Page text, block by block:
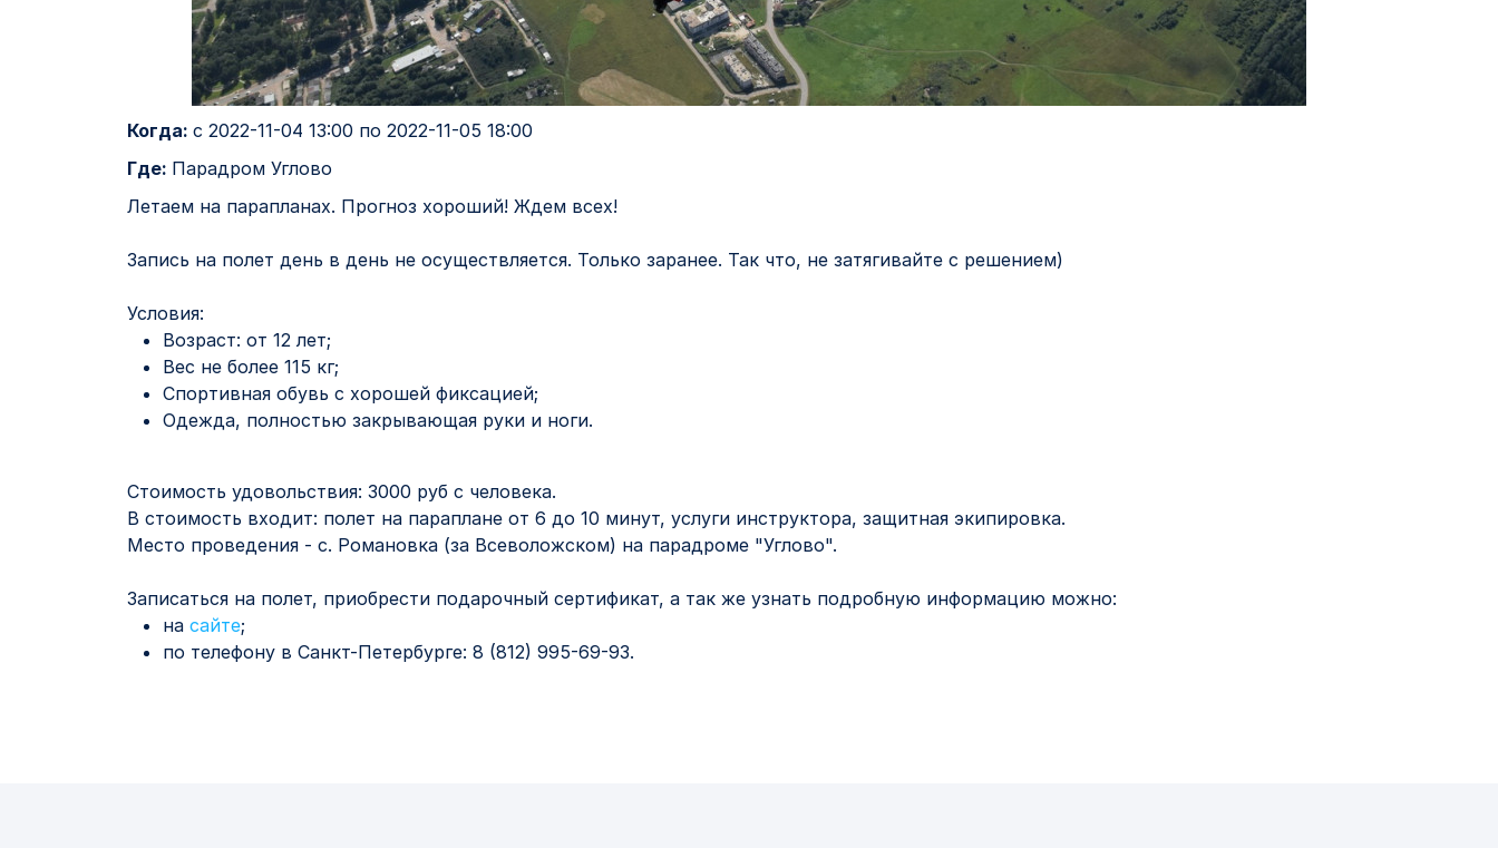
Когда: с 2022-11-04 13:00 по 2022-11-05 18:00
Где: Парадром Углово
Летаем на парапланах. Прогноз хороший! Ждем всех!
Запись на полет день в день не осуществляется. Только заранее. Так что, не затягивайте с решением)
Условия:
Возраст: от 12 лет;
Вес не более 115 кг;
Спортивная обувь с хорошей фиксацией;
Одежда, полностью закрывающая руки и ноги.
Стоимость удовольствия: 3000 руб с человека.
В стоимость входит: полет на параплане от 6 до 10 минут, услуги инструктора, защитная экипировка.
Место проведения - с. Романовка (за Всеволожском) на парадроме "Углово".
Записаться на полет, приобрести подарочный сертификат, а так же узнать подробную информацию можно:
на сайте;
по телефону в Санкт-Петербурге: 8 (812) 995-69-93.